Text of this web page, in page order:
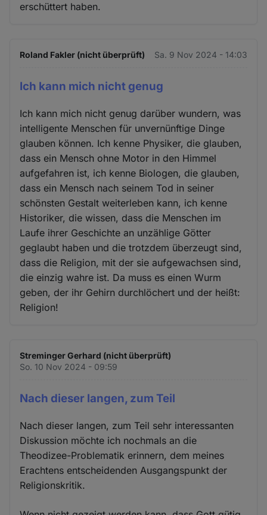
erschüttert haben.
Roland Fakler (nicht überprüft) Sa. 9 Nov 2024 - 14:03
Ich kann mich nicht genug
Ich kann mich nicht genug darüber wundern, was
intelligente Menschen für unvernünftige Dinge
glauben können. Ich kenne Physiker, die glauben,
dass ein Mensch ohne Motor in den Himmel
aufgefahren ist, ich kenne Biologen, die glauben,
dass ein Mensch nach seinem Tod in seiner
schönsten Gestalt weiterleben kann, ich kenne
Historiker, die wissen, dass die Menschen im
Laufe ihrer Geschichte an unzählige Götter
geglaubt haben und die trotzdem überzeugt sind,
dass die Religion, mit der sie aufgewachsen sind,
die einzig wahre ist. Da muss es einen Wurm
geben, der ihr Gehirn durchlöchert und der heißt:
Religion!
Streminger Gerhard (nicht überprüft)
So. 10 Nov 2024 - 09:59
Nach dieser langen, zum Teil
Nach dieser langen, zum Teil sehr interessanten
Diskussion möchte ich nochmals an die
Theodizee-Problematik erinnern, dem meines
Erachtens entscheidenden Ausgangspunkt der
Religionskritik.
und